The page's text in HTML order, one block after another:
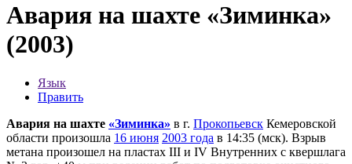
Авария на шахте «Зиминка»
(2003)
Язык
Править
Авария на шахте «Зиминка» в г. Прокопьевск Кемеровской
области произошла 16 июня 2003 года в 14:35 (мск). Взрыв
метана произошел на пластах III и IV Внутренних с квершлага